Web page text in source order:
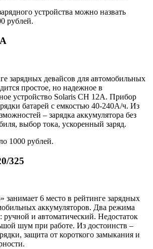
устройства можно назвать
рублей.
зарядных девайсов для автомобильных
простое, но надежное в
устройство Solaris CH 12A. Прибор
батарей с емкостью 40-240А/ч. Из
– зарядка аккумулятора без
выбор тока, ускоренный заряд.
1000 рублей.
325
занимает 6 место в рейтинге зарядных
аккумуляторов. Два режима
ручной и автоматический. Недостаток
шум при работе. Из достоинств –
защита от короткого замыкания и